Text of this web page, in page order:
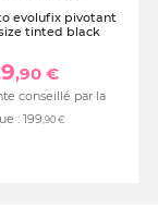
evolufix pivotant
tinted black
,90 €
conseillé par la
: 199,90 €